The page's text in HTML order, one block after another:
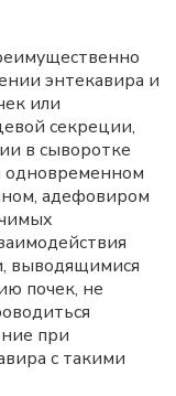
энтекавира и
или
секреции,
в сыворотке
одновременном
адефовиром
выводящимися
почек, не
при
с такими